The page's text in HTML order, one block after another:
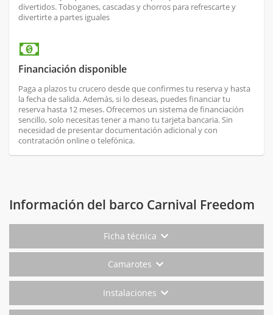
divertidos. Toboganes, cascadas y chorros para refrescarte y
divertirte a partes iguales
Financiación disponible
Paga a plazos tu crucero desde que confirmes tu reserva y hasta
la fecha de salida. Además, si lo deseas, puedes financiar tu
reserva hasta 12 meses. Ofrecemos un sistema de financiación
sencillo, solo necesitas tener a mano tu tarjeta bancaria. Sin
necesidad de presentar documentación adicional y con
contratación online o telefónica.
Información del barco Carnival Freedom
Ficha técnica
Camarotes
Instalaciones